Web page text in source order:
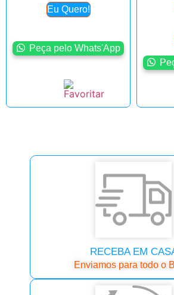
Eu Quero!
Peça pelo Whats'App
RECEBA EM
Enviamos para todo o